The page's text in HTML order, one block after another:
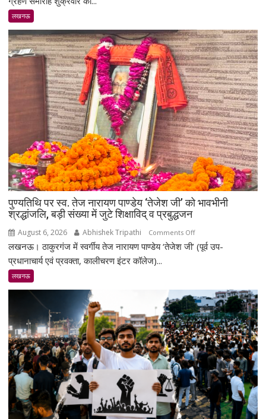
का
भव्य
शपथ
ग्रहण
समारोह
हुआ
संपन्न
लखनऊ
पुण्यतिथि पर स्व. तेज नारायण पाण्डेय ‘तेजेश जी’ को भावभीनी
श्रद्धांजलि, बड़ी संख्या में जुटे शिक्षाविद् व प्रबुद्धजन
August 6, 2026 Abhishek Tripathi Comments Offon
पुण्यतिथि
नारायण
पाण्डेय
‘तेजेश
जी’
को
भावभीनी
श्रद्धांजलि,
बड़ी
संख्या
में
लखनऊ। ठाकुरगंज में स्वर्गीय तेज नारायण पाण्डेय ‘तेजेश जी’ (पूर्व उप-
प्रधानाचार्य एवं प्रवक्ता, कालीचरण इंटर कॉलेज)...
लखनऊ